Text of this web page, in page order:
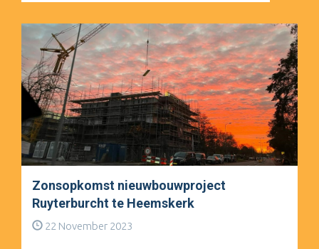
Zonsopkomst nieuwbouwproject
Ruyterburcht te Heemskerk
22 November 2023